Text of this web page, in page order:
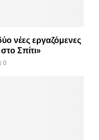
νέες εργαζόμενες
Σπίτι»
0